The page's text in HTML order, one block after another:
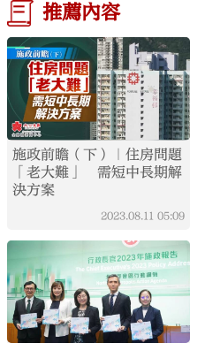
推薦內容
施政前瞻（下）｜住房問題
「老大難」 需短中長期解
決方案
2023.08.11 05:09